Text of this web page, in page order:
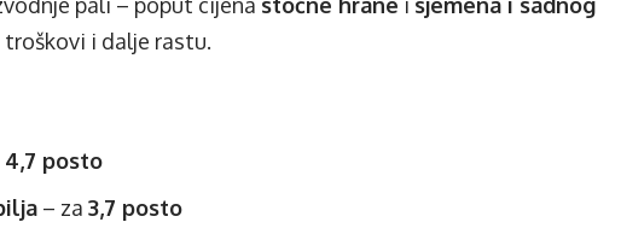
i dalje rastu.
4,7 posto
– za 3,7 posto